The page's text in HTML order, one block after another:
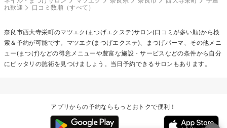
れ歓迎
口コミ数順（すべて）
奈良市西大寺栄町のマツエク(まつげエクステ)サロン(口コミが多い順)から検
索＆予約が可能です。マツエク(まつげエクステ)、まつげパーマ、その他メニ
ュー(まつげ)などの得意メニューや豊富な施設・サービスなどの条件から自分
にピッタリの施術を見つけましょう。当日予約できるサロンもあります。
アプリからの予約ならもっとおトクで便利！